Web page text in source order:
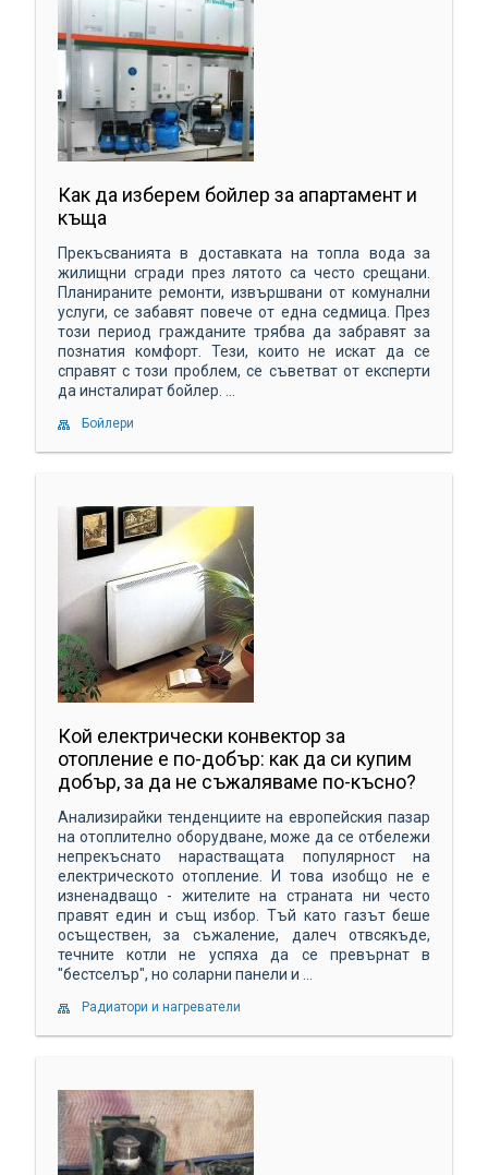
Как да изберем бойлер за апартамент и
къща
Прекъсванията в доставката на топла вода за
жилищни сгради през лятото са често срещани.
Планираните ремонти, извършвани от комунални
услуги, се забавят повече от една седмица. През
този период гражданите трябва да забравят за
познатия комфорт. Тези, които не искат да се
справят с този проблем, се съветват от експерти
да инсталират бойлер. ...
Бойлери
Кой електрически конвектор за
отопление е по-добър: как да си купим
добър, за да не съжаляваме по-късно?
Анализирайки тенденциите на европейския пазар
на отоплително оборудване, може да се отбележи
непрекъснато нарастващата популярност на
електрическото отопление. И това изобщо не е
изненадващо - жителите на страната ни често
правят един и същ избор. Тъй като газът беше
осъществен, за съжаление, далеч отвсякъде,
течните котли не успяха да се превърнат в
"бестселър", но соларни панели и ...
Радиатори и нагреватели